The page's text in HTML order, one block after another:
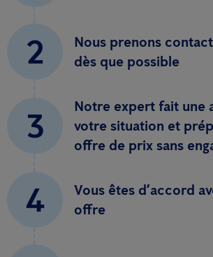
2
Nous prenons
dès que possible
3
Notre expert fait une
votre situation et
offre de prix sans
4
Vous êtes d’accord
offre